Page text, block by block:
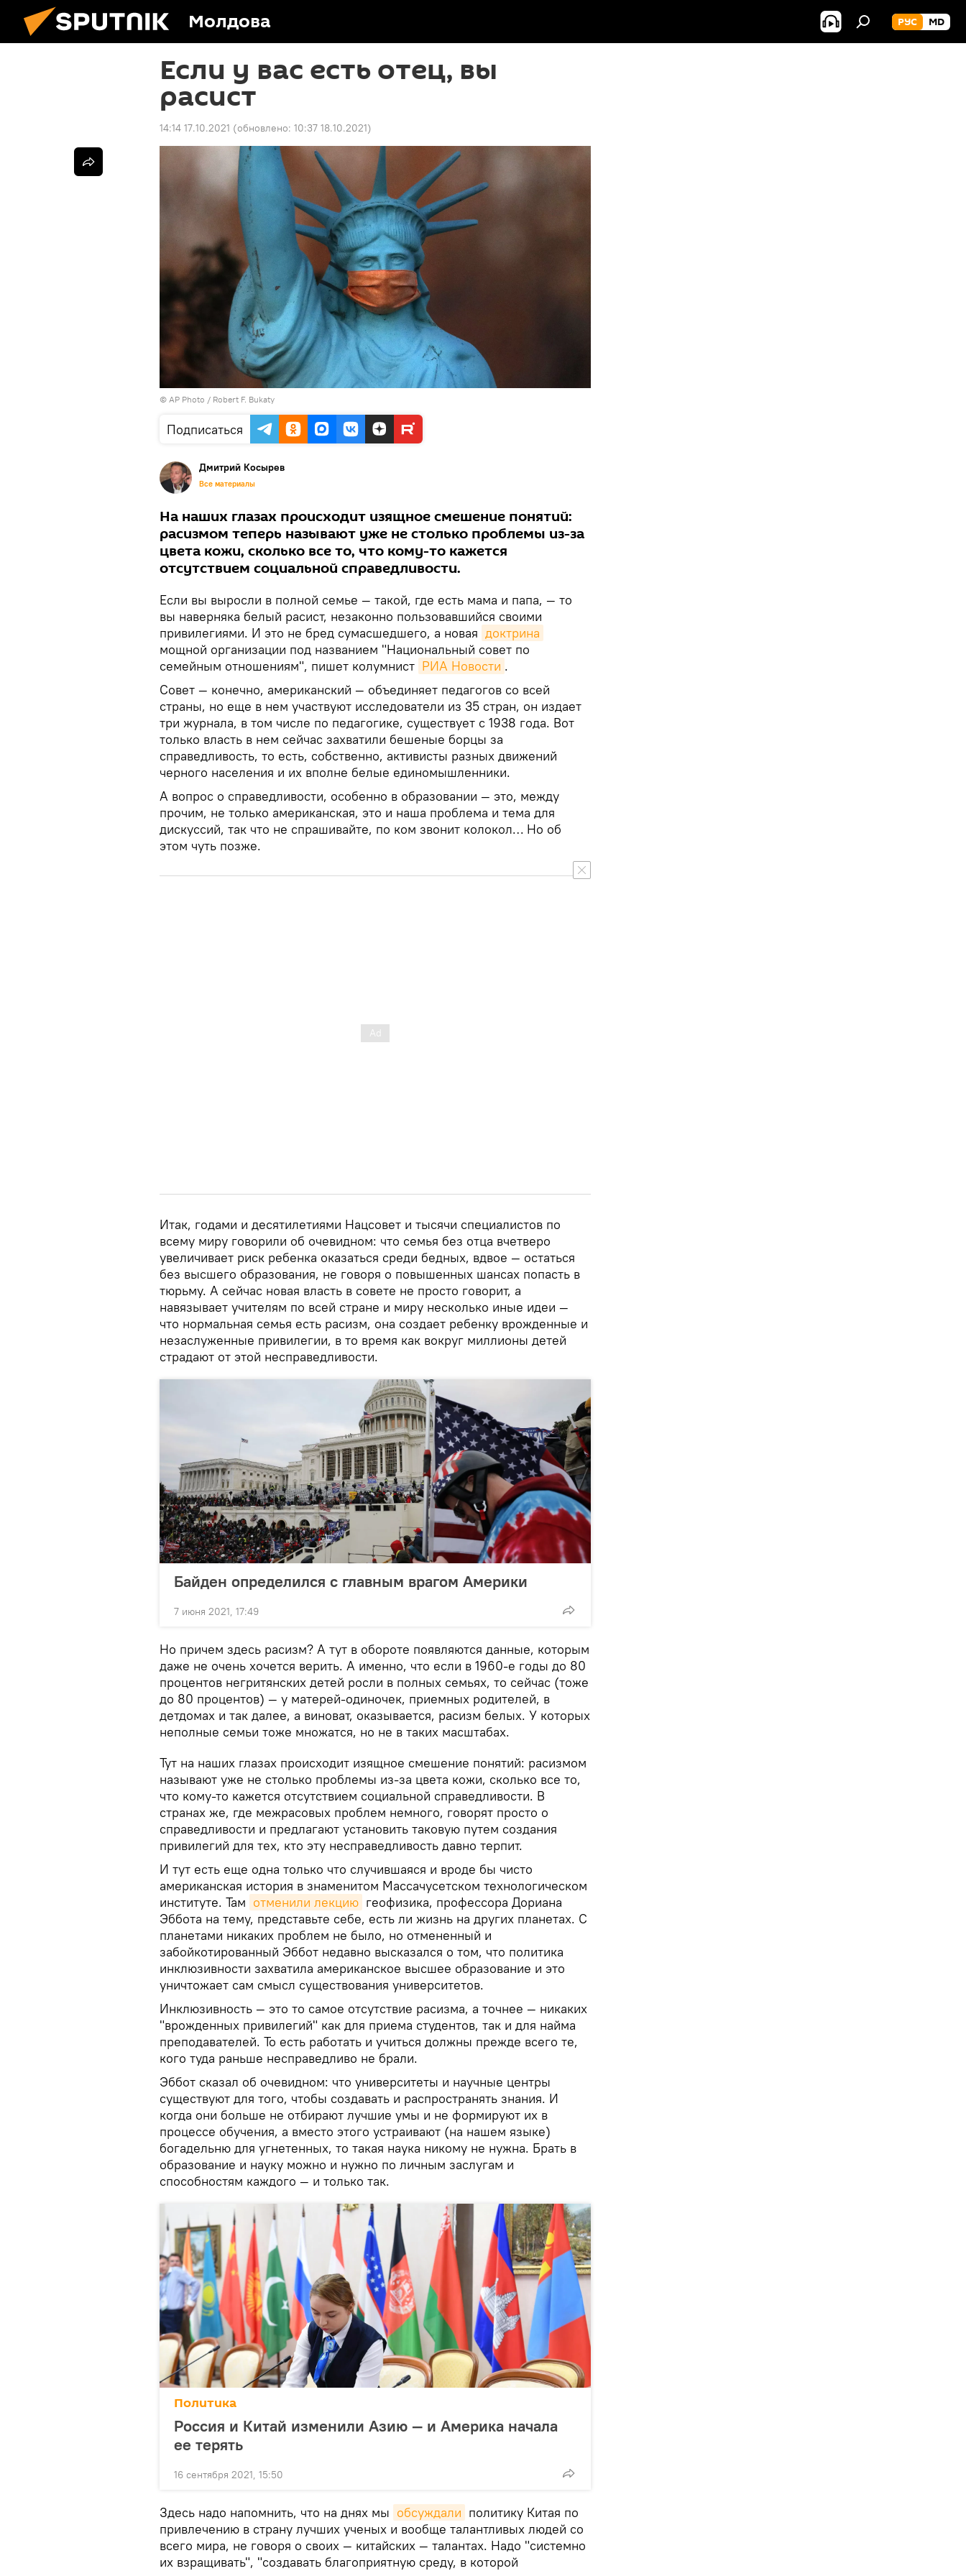
Молдова РУС MD
Если у вас есть отец, вы
расист
14:14 17.10.2021 (обновлено: 10:37 18.10.2021)
© AP Photo / Robert F. Bukaty
Подписаться
Дмитрий Косырев
Все материалы
На наших глазах происходит изящное смешение понятий:
расизмом теперь называют уже не столько проблемы из-за
цвета кожи, сколько все то, что кому-то кажется
отсутствием социальной справедливости.
Если вы выросли в полной семье — такой, где есть мама и папа, — то
вы наверняка белый расист, незаконно пользовавшийся своими
привилегиями. И это не бред сумасшедшего, а новая доктрина
мощной организации под названием "Национальный совет по
семейным отношениям", пишет колумнист РИА Новости .
Совет — конечно, американский — объединяет педагогов со всей
страны, но еще в нем участвуют исследователи из 35 стран, он издает
три журнала, в том числе по педагогике, существует с 1938 года. Вот
только власть в нем сейчас захватили бешеные борцы за
справедливость, то есть, собственно, активисты разных движений
черного населения и их вполне белые единомышленники.
А вопрос о справедливости, особенно в образовании — это, между
прочим, не только американская, это и наша проблема и тема для
дискуссий, так что не спрашивайте, по ком звонит колокол… Но об
этом чуть позже.
Итак, годами и десятилетиями Нацсовет и тысячи специалистов по
всему миру говорили об очевидном: что семья без отца вчетверо
увеличивает риск ребенка оказаться среди бедных, вдвое — остаться
без высшего образования, не говоря о повышенных шансах попасть в
тюрьму. А сейчас новая власть в совете не просто говорит, а
навязывает учителям по всей стране и миру несколько иные идеи —
что нормальная семья есть расизм, она создает ребенку врожденные и
незаслуженные привилегии, в то время как вокруг миллионы детей
страдают от этой несправедливости.
Байден определился с главным врагом Америки
7 июня 2021, 17:49
Но причем здесь расизм? А тут в обороте появляются данные, которым
даже не очень хочется верить. А именно, что если в 1960-е годы до 80
процентов негритянских детей росли в полных семьях, то сейчас (тоже
до 80 процентов) — у матерей-одиночек, приемных родителей, в
детдомах и так далее, а виноват, оказывается, расизм белых. У которых
неполные семьи тоже множатся, но не в таких масштабах.
Тут на наших глазах происходит изящное смешение понятий: расизмом
называют уже не столько проблемы из-за цвета кожи, сколько все то,
что кому-то кажется отсутствием социальной справедливости. В
странах же, где межрасовых проблем немного, говорят просто о
справедливости и предлагают установить таковую путем создания
привилегий для тех, кто эту несправедливость давно терпит.
И тут есть еще одна только что случившаяся и вроде бы чисто
американская история в знаменитом Массачусетском технологическом
институте. Там отменили лекцию геофизика, профессора Дориана
Эббота на тему, представьте себе, есть ли жизнь на других планетах. С
планетами никаких проблем не было, но отмененный и
забойкотированный Эббот недавно высказался о том, что политика
инклюзивности захватила американское высшее образование и это
уничтожает сам смысл существования университетов.
Инклюзивность — это то самое отсутствие расизма, а точнее — никаких
"врожденных привилегий" как для приема студентов, так и для найма
преподавателей. То есть работать и учиться должны прежде всего те,
кого туда раньше несправедливо не брали.
Эббот сказал об очевидном: что университеты и научные центры
существуют для того, чтобы создавать и распространять знания. И
когда они больше не отбирают лучшие умы и не формируют их в
процессе обучения, а вместо этого устраивают (на нашем языке)
богадельню для угнетенных, то такая наука никому не нужна. Брать в
образование и науку можно и нужно по личным заслугам и
способностям каждого — и только так.
Политика
Россия и Китай изменили Азию — и Америка начала
ее терять
16 сентября 2021, 15:50
Здесь надо напомнить, что на днях мы обсуждали политику Китая по
привлечению в страну лучших ученых и вообще талантливых людей со
всего мира, не говоря о своих — китайских — талантах. Надо "системно
их взращивать", "создавать благоприятную среду, в которой